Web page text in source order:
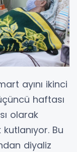
ayını ikinci
haftası
olarak
kutlanıyor. Bu
diyaliz